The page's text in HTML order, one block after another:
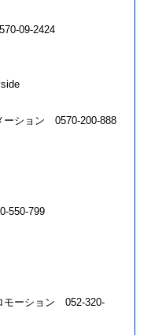
09-2424
ーション 0570-200-888
550-799
モーション 052-320-